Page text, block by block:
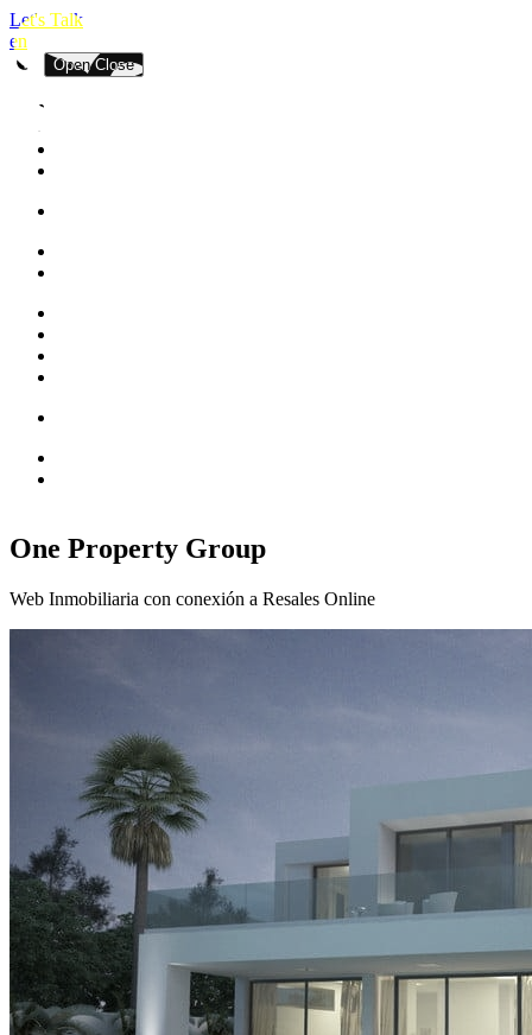
Let's Talk
en
Open Close
One Property Group
Web Inmobiliaria con conexión a Resales Online